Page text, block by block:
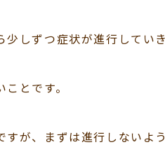
少しずつ症状が進行していき
とです。
が、まずは進行しないよ